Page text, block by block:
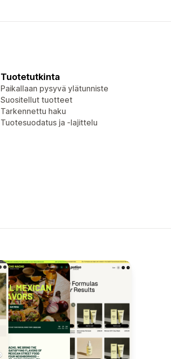
Tuotetutkinta
Paikallaan pysyvä ylätunniste
Suositellut tuotteet
Tarkennettu haku
Tuotesuodatus ja -lajittelu